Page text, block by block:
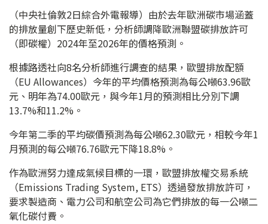
（中央社倫敦2日綜合外電報導）由於去年歐洲碳市場涵蓋
的排放量創下歷史新低，分析師調降歐洲聯盟碳排放許可
（即碳權）2024年至2026年的價格預測。
根據路透社向8名分析師進行調查的結果，歐盟排放配額
（EU Allowances）今年的平均價格預測為每公噸63.96歐
元、明年為74.00歐元，與今年1月的預測相比分別下調
13.7%和11.2%。
今年第二季的平均碳價預測為每公噸62.30歐元，相較今年1
月預測的每公噸76.76歐元下降18.8%。
作為歐洲努力達成氣候目標的一環，歐盟排放權交易系統
（Emissions Trading System, ETS）透過發放排放許可，
要求製造商、電力公司和航空公司為它們排放的每一公噸二
氧化碳付費。